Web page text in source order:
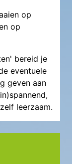
op
op
bereid je
eventuele
geven aan
leerzaam.